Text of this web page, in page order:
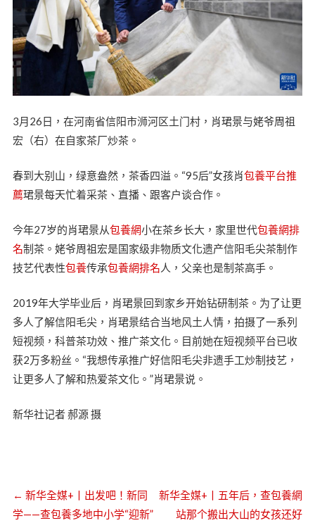
3月26日，在河南省信阳市浉河区土门村，肖珺景与姥爷周祖
宏（右）在自家茶厂炒茶。
春到大别山，绿意盎然，茶香四溢。“95后”女孩肖包養平台推
薦珺景每天忙着采茶、直播、跟客户谈合作。
今年27岁的肖珺景从包養網小在茶乡长大，家里世代包養網排
名制茶。姥爷周祖宏是国家级非物质文化遗产信阳毛尖茶制作
技艺代表性包養传承包養網排名人，父亲也是制茶高手。
2019年大学毕业后，肖珺景回到家乡开始钻研制茶。为了让更
多人了解信阳毛尖，肖珺景结合当地风土人情，拍摄了一系列
短视频，科普茶功效、推广茶文化。目前她在短视频平台已收
获2万多粉丝。“我想传承推广好信阳毛尖非遗手工炒制技艺，
让更多人了解和热爱茶文化。”肖珺景说。
新华社记者 郝源 摄
← 新华全媒+丨出发吧！新同
学——查包養多地中小学“迎新”
新华全媒+丨五年后，查包養網
站那个搬出大山的女孩还好